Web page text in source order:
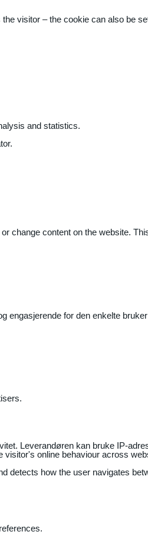
visitor – the cookie can also be
and statistics.
change content on the website.
for den enkelte
Leverandøren kan bruke IP-
visitor's online behaviour across
detects how the user navigates